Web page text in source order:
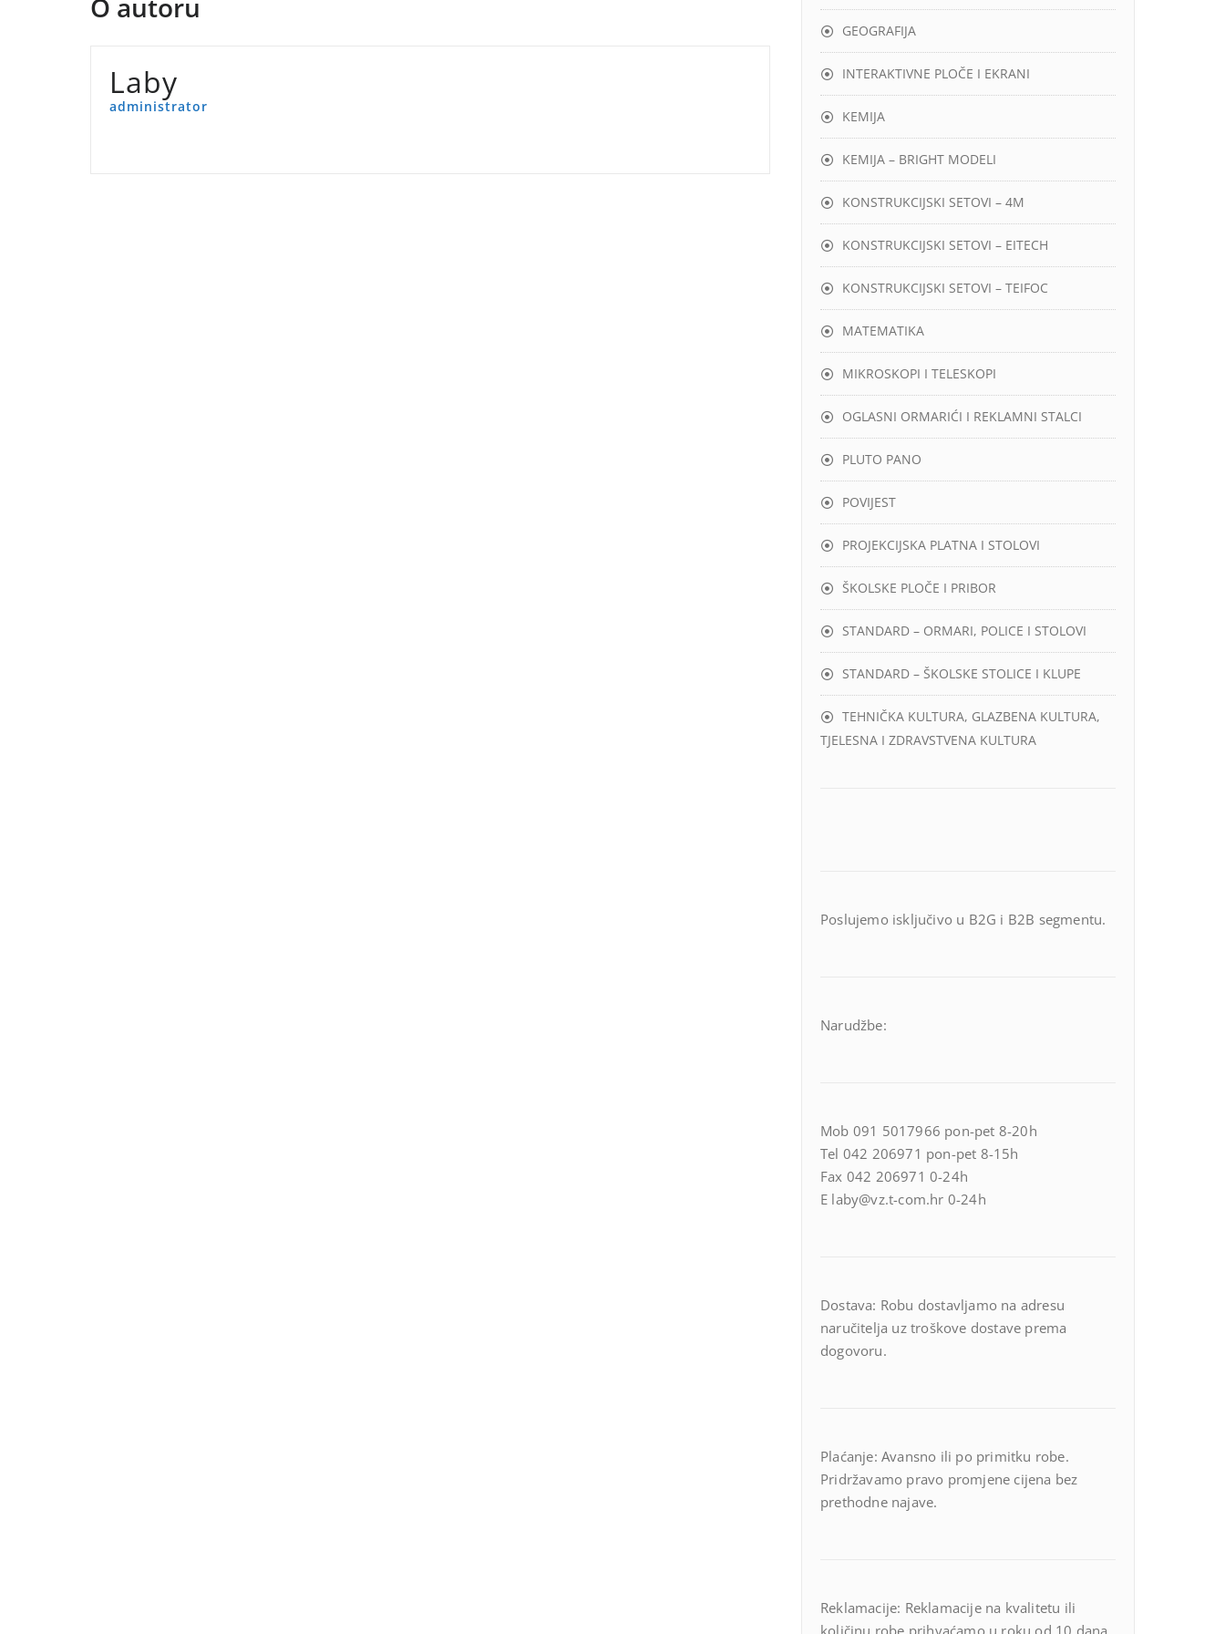
O autoru
Laby
administrator
GEOGRAFIJA
INTERAKTIVNE PLOČE I EKRANI
KEMIJA
KEMIJA – BRIGHT MODELI
KONSTRUKCIJSKI SETOVI – 4M
KONSTRUKCIJSKI SETOVI – EITECH
KONSTRUKCIJSKI SETOVI – TEIFOC
MATEMATIKA
MIKROSKOPI I TELESKOPI
OGLASNI ORMARIĆI I REKLAMNI STALCI
PLUTO PANO
POVIJEST
PROJEKCIJSKA PLATNA I STOLOVI
ŠKOLSKE PLOČE I PRIBOR
STANDARD – ORMARI, POLICE I STOLOVI
STANDARD – ŠKOLSKE STOLICE I KLUPE
TEHNIČKA KULTURA, GLAZBENA KULTURA,
TJELESNA I ZDRAVSTVENA KULTURA
Poslujemo isključivo u B2G i B2B segmentu.
Narudžbe:
Mob 091 5017966 pon-pet 8-20h
Tel 042 206971 pon-pet 8-15h
Fax 042 206971 0-24h
E laby@vz.t-com.hr 0-24h
Dostava: Robu dostavljamo na adresu
naručitelja uz troškove dostave prema
dogovoru.
Plaćanje: Avansno ili po primitku robe.
Pridržavamo pravo promjene cijena bez
prethodne najave.
Reklamacije: Reklamacije na kvalitetu ili
količinu robe prihvaćamo u roku od 10 dana